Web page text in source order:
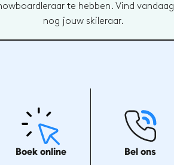
te hebben. Vind vandaag
nog jouw skileraar.
Boek online Bel ons